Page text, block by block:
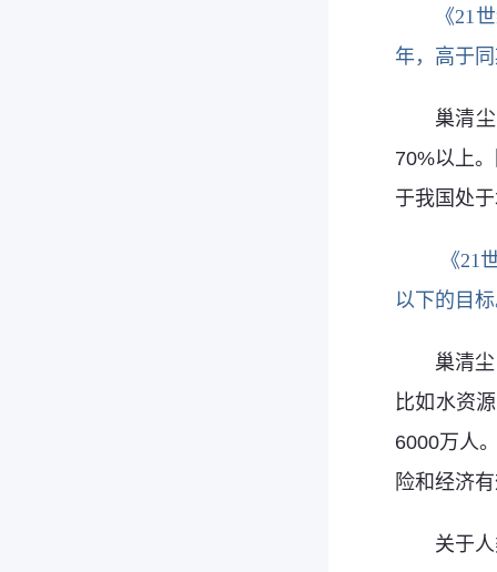
《21
年，高于
巢清
70%以上
于我国处
《
以下的目
巢清
比如水资
6000万人
险和经济
关于